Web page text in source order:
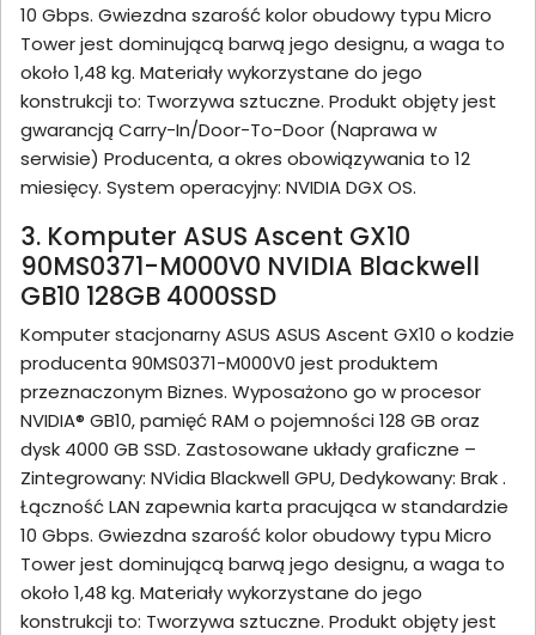
10 Gbps. Gwiezdna szarość kolor obudowy typu Micro
Tower jest dominującą barwą jego designu, a waga to
około 1,48 kg. Materiały wykorzystane do jego
konstrukcji to: Tworzywa sztuczne. Produkt objęty jest
gwarancją Carry-In/Door-To-Door (Naprawa w
serwisie) Producenta, a okres obowiązywania to 12
miesięcy. System operacyjny: NVIDIA DGX OS.
3. Komputer ASUS Ascent GX10
90MS0371-M000V0 NVIDIA Blackwell
GB10 128GB 4000SSD
Komputer stacjonarny ASUS ASUS Ascent GX10 o kodzie
producenta 90MS0371-M000V0 jest produktem
przeznaczonym Biznes. Wyposażono go w procesor
NVIDIA® GB10, pamięć RAM o pojemności 128 GB oraz
dysk 4000 GB SSD. Zastosowane układy graficzne –
Zintegrowany: NVidia Blackwell GPU, Dedykowany: Brak .
Łączność LAN zapewnia karta pracująca w standardzie
10 Gbps. Gwiezdna szarość kolor obudowy typu Micro
Tower jest dominującą barwą jego designu, a waga to
około 1,48 kg. Materiały wykorzystane do jego
konstrukcji to: Tworzywa sztuczne. Produkt objęty jest